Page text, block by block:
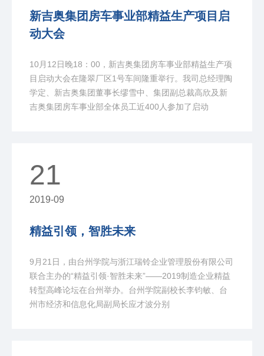
新吉奥集团房车事业部精益生产项目启
动大会
10月12日晚18：00，新吉奥集团房车事业部精益生产项
目启动大会在隆翠厂区1号车间隆重举行。我司总经理陶
学定、新吉奥集团董事长缪雪中、集团副总裁高欣及新
吉奥集团房车事业部全体员工近400人参加了启动
21
2019-09
精益引领，智胜未来
9月21日，由台州学院与浙江瑞铃企业管理股份有限公司
联合主办的“精益引领·智胜未来”——2019制造企业精益
转型高峰论坛在台州举办。台州学院副校长李钧敏、台
州市经济和信息化局副局长应才波分别